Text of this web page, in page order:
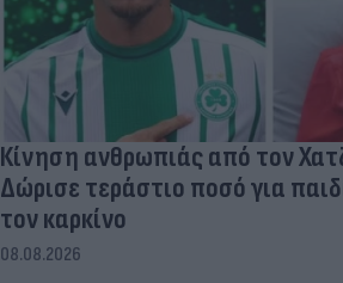
Κίνηση ανθρωπιάς από τον
Δώρισε τεράστιο ποσό για
τον καρκίνο
08.08.2026